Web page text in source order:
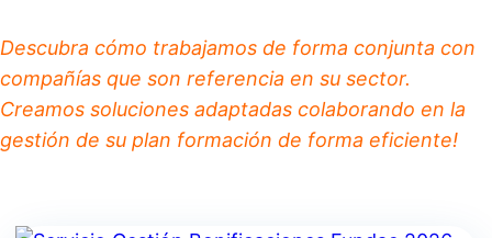
Descubra cómo trabajamos de forma conjunta con
compañías que son referencia en su sector.
Creamos soluciones adaptadas colaborando en la
gestión de su plan formación de forma eficiente!